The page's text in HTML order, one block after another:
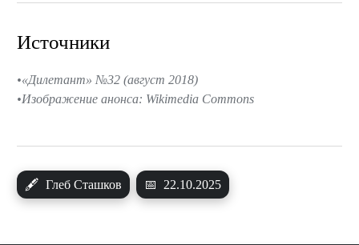
🖋 Глеб Сташков 📅 22.10.2025
Источники
«Дилетант» №32 (август 2018)
Изображение анонса: Wikimedia Commons